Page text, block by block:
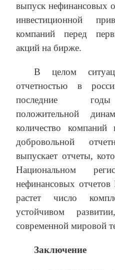
выпуск нефинансовых
инвестиционной
компаний перед
акций на бирже.
В целом
отчетностью в
последние годы
положительной
количество компаний
добровольной
выпускает отчеты,
Национальном
нефинансовых
растет число
устойчивом
современной мировой
Заключение